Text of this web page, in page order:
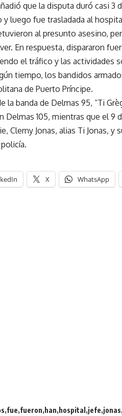
que la disputa duró casi 3
y luego fue trasladada al
al presunto asesino,
En respuesta, dispararon
el tráfico y las actividades
tiempo, los bandidos
de Puerto Príncipe.
la banda de Delmas 95, “Ti
Delmas 105, mientras que el 9
Clerny Jonas, alias Ti Jonas, y
X WhatsApp
fue fueron han hospital jefe jonas